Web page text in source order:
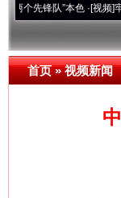
队”本色·[视频]牢记初心使
首页»视频新闻